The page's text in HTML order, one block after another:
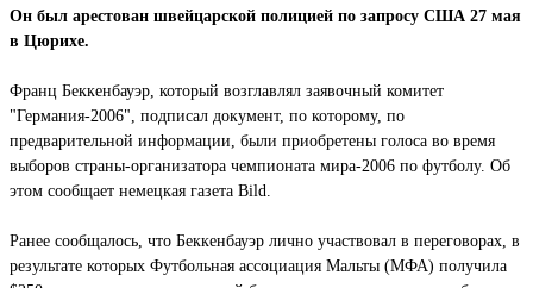
Он был арестован швейцарской полицией по запросу США 27 мая
в Цюрихе.
Франц Беккенбауэр, который возглавлял заявочный комитет
"Германия-2006", подписал документ, по которому, по
предварительной информации, были приобретены голоса во время
выборов страны-организатора чемпионата мира-2006 по футболу. Об
этом сообщает немецкая газета Bild.
Ранее сообщалось, что Беккенбауэр лично участвовал в переговорах, в
результате которых Футбольная ассоциация Мальты (МФА) получила